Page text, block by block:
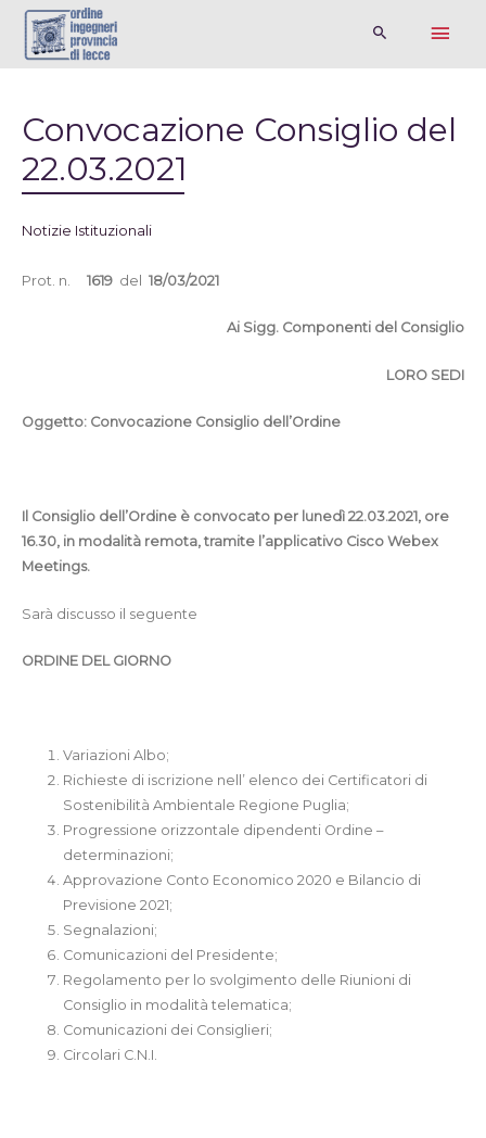
Convocazione Consiglio del
22.03.2021
Notizie Istituzionali
Prot. n. 1619 del 18/03/2021
Ai Sigg. Componenti del Consiglio
LORO SEDI
Oggetto: Convocazione Consiglio dell’Ordine
Il Consiglio dell’Ordine è convocato per lunedì 22.03.2021, ore
16.30, in modalità remota, tramite l’applicativo Cisco Webex
Meetings.
Sarà discusso il seguente
ORDINE DEL GIORNO
Variazioni Albo;
Richieste di iscrizione nell’ elenco dei Certificatori di
Sostenibilità Ambientale Regione Puglia;
Progressione orizzontale dipendenti Ordine –
determinazioni;
Approvazione Conto Economico 2020 e Bilancio di
Previsione 2021;
Segnalazioni;
Comunicazioni del Presidente;
Regolamento per lo svolgimento delle Riunioni di
Consiglio in modalità telematica;
Comunicazioni dei Consiglieri;
Circolari C.N.I.